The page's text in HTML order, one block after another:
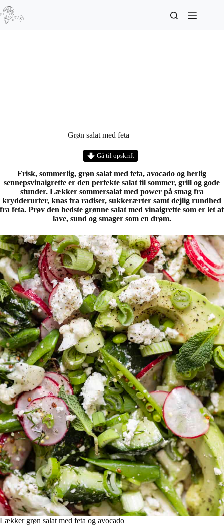
Grøn salat med feta
Gå til opskrift
Frisk, sommerlig, grøn salat med feta, avocado og herlig
sennepsvinaigrette er den perfekte salat til sommer, grill og gode
stunder. Lækker sommersalat med power på smag fra
krydderurter, knas fra radiser, sukkerærter samt dejlig rundhed
fra feta. Prøv den bedste grønne salat med vinaigrette som er let at
lave, sund og smager som en drøm.
Lækker grøn salat med feta og avocado